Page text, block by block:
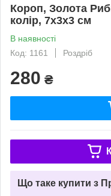
Короп, Золота
колір, 7х3х3 см
В наявності
Код: 1161
Роздріб
280 ₴
Що таке купити з